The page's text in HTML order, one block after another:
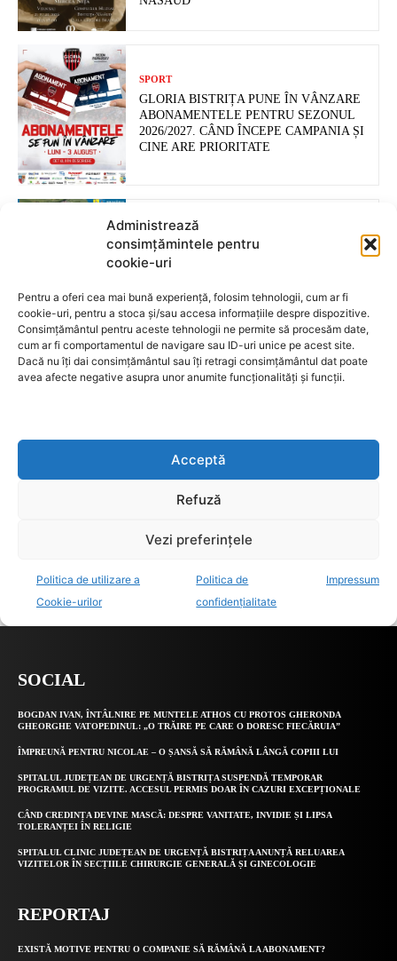
SOCIAL
BOGDAN IVAN, ÎNTÂLNIRE PE MUNTELE ATHOS CU PROTOS GHERONDA
GHEORGHE VATOPEDINUL: „O TRĂIRE PE CARE O DORESC FIECĂRUIA”
ÎMPREUNĂ PENTRU NICOLAE – O ȘANSĂ SĂ RĂMÂNĂ LÂNGĂ COPIII LUI
SPITALUL JUDEȚEAN DE URGENȚĂ BISTRIȚA SUSPENDĂ TEMPORAR
PROGRAMUL DE VIZITE. ACCESUL PERMIS DOAR ÎN CAZURI EXCEPȚIONALE
CÂND CREDINȚA DEVINE MASCĂ: DESPRE VANITATE, INVIDIE ȘI LIPSA
TOLERANȚEI ÎN RELIGIE
SPITALUL CLINIC JUDEȚEAN DE URGENȚĂ BISTRIȚA ANUNȚĂ RELUAREA
VIZITELOR ÎN SECȚIILE CHIRURGIE GENERALĂ ȘI GINECOLOGIE
REPORTAJ
EXISTĂ MOTIVE PENTRU O COMPANIE SĂ RĂMÂNĂ LA ABONAMENT?